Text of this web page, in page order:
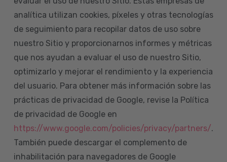
analítica utilizan cookies, píxeles y otras tecnologías
de seguimiento para recopilar datos de uso sobre
nuestro Sitio y proporcionarnos informes y métricas
que nos ayudan a evaluar el uso de nuestro Sitio,
optimizarlo y mejorar el rendimiento y la experiencia
del usuario. Para obtener más información sobre las
prácticas de privacidad de Google, revise la Política
de privacidad de Google en
https://www.google.com/policies/privacy/partners/.
También puede descargar el complemento de
inhabilitación para navegadores de Google